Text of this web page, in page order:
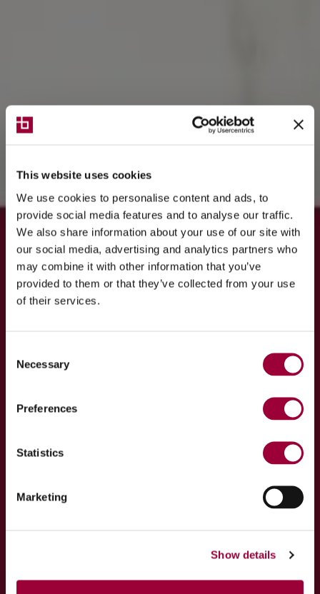
This website uses cookies
We use cookies to personalise content and ads, to
provide social media features and to analyse our traffic.
We also share information about your use of our site with
our social media, advertising and analytics partners who
may combine it with other information that you’ve
provided to them or that they’ve collected from your use
of their services.
Selection
Necessary
Preferences
Statistics
Marketing
Show details